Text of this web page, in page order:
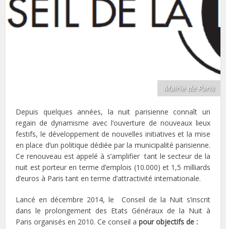
Mairie de Paris
Depuis quelques années, la nuit parisienne connaît un
regain de dynamisme avec l’ouverture de nouveaux lieux
festifs, le développement de nouvelles initiatives et la mise
en place d’un politique dédiée par la municipalité parisienne.
Ce renouveau est appelé à s’amplifier tant le secteur de la
nuit est porteur en terme d’emplois (10.000) et 1,5 milliards
d’euros à Paris tant en terme d’attractivité internationale.
Lancé en décembre 2014, le Conseil de la Nuit s’inscrit
dans le prolongement des Etats Généraux de la Nuit à
Paris organisés en 2010. Ce conseil apour objectifs de :